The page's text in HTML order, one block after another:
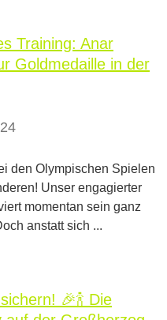
Training: Anar
Goldmedaille in der
den Olympischen Spielen
Unser engagierter
momentan sein ganz
anstatt sich ...
🎉🍾 Die